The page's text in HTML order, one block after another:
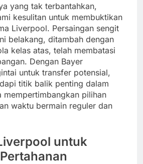
yang tak terbantahkan,
kesulitan untuk membuktikan
Liverpool. Persaingan sengit
belakang, ditambah dengan
kelas atas, telah membatasi
Dengan Bayer
untuk transfer potensial,
titik balik penting dalam
mempertimbangkan pilihan
waktu bermain reguler dan
untuk